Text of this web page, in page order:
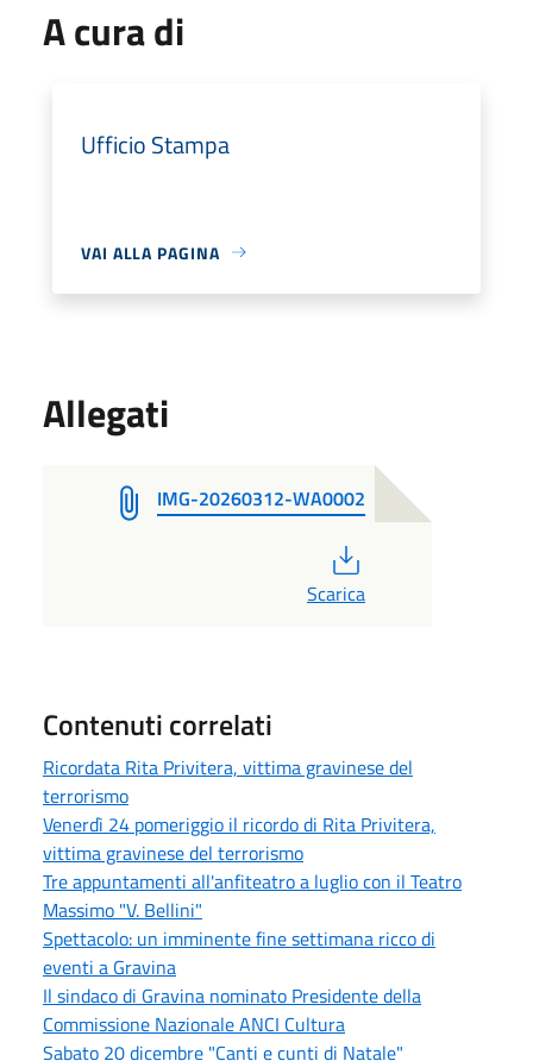
A cura di
Ufficio Stampa
VAI ALLA PAGINA
Allegati
IMG-20260312-WA0002
Scarica
Contenuti correlati
Ricordata Rita Privitera, vittima gravinese del
terrorismo
Venerdì 24 pomeriggio il ricordo di Rita Privitera,
vittima gravinese del terrorismo
Tre appuntamenti all'anfiteatro a luglio con il Teatro
Massimo "V. Bellini"
Spettacolo: un imminente fine settimana ricco di
eventi a Gravina
Il sindaco di Gravina nominato Presidente della
Commissione Nazionale ANCI Cultura
Sabato 20 dicembre "Canti e cunti di Natale"